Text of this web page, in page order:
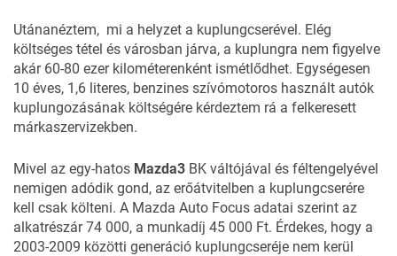
Utánanéztem, mi a helyzet a kuplungcserével. Elég
költséges tétel és városban járva, a kuplungra nem figyelve
akár 60-80 ezer kilométerenként ismétlődhet. Egységesen
10 éves, 1,6 literes, benzines szívómotoros használt autók
kuplungozásának költségére kérdeztem rá a felkeresett
márkaszervizekben.
Mivel az egy-hatos Mazda3 BK váltójával és féltengelyével
nemigen adódik gond, az erőátvitelben a kuplungcserére
kell csak költeni. A Mazda Auto Focus adatai szerint az
alkatrészár 74 000, a munkadíj 45 000 Ft. Érdekes, hogy a
2003-2009 közötti generáció kuplungcseréje nem kerül